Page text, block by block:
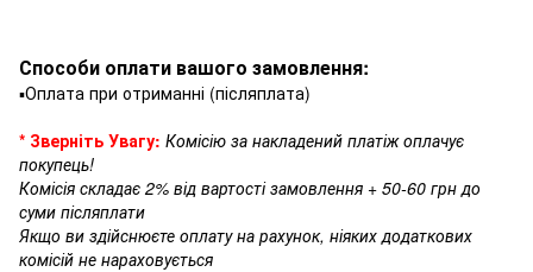
Способи оплати вашого замовлення:
▪️Оплата при отриманні (післяплата)
* Зверніть Увагу: Комісію за накладений платіж оплачує
покупець!
Комісія складає 2% від вартості замовлення + 50-60 грн до
суми післяплати
Якщо ви здійснюєте оплату на рахунок, ніяких додаткових
комісій не нараховується